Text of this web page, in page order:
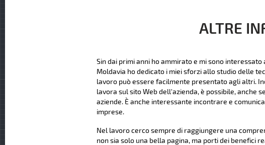
ALTRE
Sin dai primi anni ho ammirato e mi sono
Moldavia ho dedicato i miei sforzi allo studio delle
lavoro può essere facilmente presentato agli altri.
lavora sul sito Web dell'azienda, è possibile, anche
aziende. È anche interessante incontrare e
imprese.
Nel lavoro cerco sempre di raggiungere una
non sia solo una bella pagina, ma porti dei benefici